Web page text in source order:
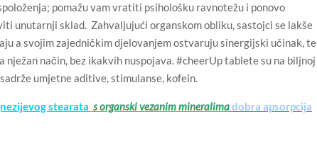
pomažu vam vratiti psihološku ravnotežu i ponovo
unutarnji sklad. Zahvaljujući organskom obliku, sastojci se lakše
a svojim zajedničkim djelovanjem ostvaruju sinergijski učinak, te
nježan način, bez ikakvih nuspojava. #cheerUp tablete su na biljnoj
umjetne aditive, stimulanse, kofein.
stearata s organski vezanim mineralimadobra apsorpcija